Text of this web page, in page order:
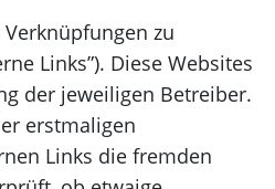
zu
Links”). Diese Websites
der jeweiligen Betreiber.
erstmaligen
Links die fremden